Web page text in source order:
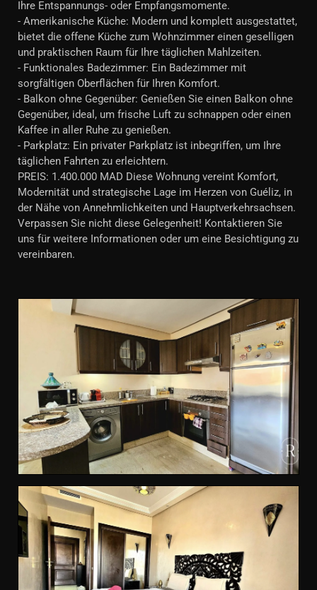
Ihre Entspannungs- oder Empfangsmomente.
- Amerikanische Küche: Modern und komplett ausgestattet,
bietet die offene Küche zum Wohnzimmer einen geselligen
und praktischen Raum für Ihre täglichen Mahlzeiten.
- Funktionales Badezimmer: Ein Badezimmer mit
sorgfältigen Oberflächen für Ihren Komfort.
- Balkon ohne Gegenüber: Genießen Sie einen Balkon ohne
Gegenüber, ideal, um frische Luft zu schnappen oder einen
Kaffee in aller Ruhe zu genießen.
- Parkplatz: Ein privater Parkplatz ist inbegriffen, um Ihre
täglichen Fahrten zu erleichtern.
PREIS: 1.400.000 MAD Diese Wohnung vereint Komfort,
Modernität und strategische Lage im Herzen von Guéliz, in
der Nähe von Annehmlichkeiten und Hauptverkehrsachsen.
Verpassen Sie nicht diese Gelegenheit! Kontaktieren Sie
uns für weitere Informationen oder um eine Besichtigung zu
vereinbaren.